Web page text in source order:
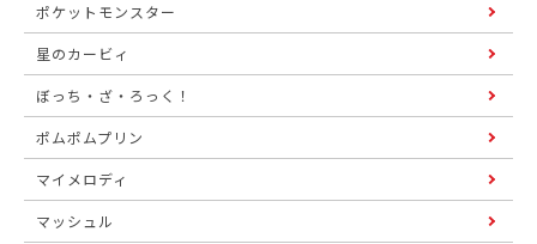
ポケットモンスター
星のカービィ
ぼっち・ざ・ろっく！
ポムポムプリン
マイメロディ
マッシュル